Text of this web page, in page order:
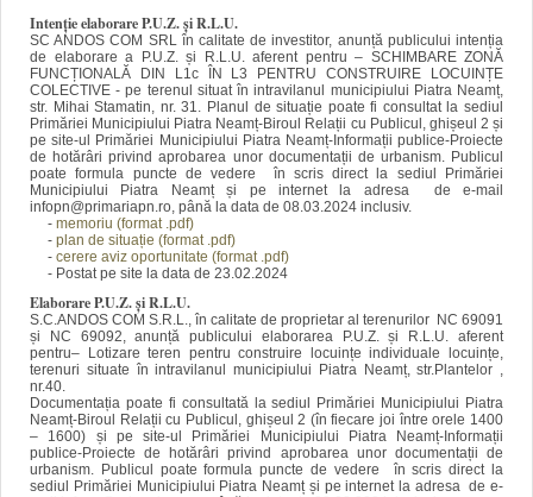
Intenție elaborare P.U.Z. și R.L.U.
SC ANDOS COM SRL în calitate de investitor, anunță publicului intenția
de elaborare a P.U.Z. și R.L.U. aferent pentru – SCHIMBARE ZONĂ
FUNCȚIONALĂ DIN L1c ÎN L3 PENTRU CONSTRUIRE LOCUINȚE
COLECTIVE - pe terenul situat în intravilanul municipiului Piatra Neamț,
str. Mihai Stamatin, nr. 31. Planul de situație poate fi consultat la sediul
Primăriei Municipiului Piatra Neamț-Biroul Relații cu Publicul, ghișeul 2 și
pe site-ul Primăriei Municipiului Piatra Neamț-Informații publice-Proiecte
de hotărâri privind aprobarea unor documentații de urbanism. Publicul
poate formula puncte de vedere în scris direct la sediul Primăriei
Municipiului Piatra Neamț și pe internet la adresa de e-mail
infopn@primariapn.ro, până la data de 08.03.2024 inclusiv.
- memoriu (format .pdf)
- plan de situație (format .pdf)
- cerere aviz oportunitate (format .pdf)
- Postat pe site la data de 23.02.2024
Elaborare P.U.Z. și R.L.U.
S.C.ANDOS COM S.R.L., în calitate de proprietar al terenurilor NC 69091
și NC 69092, anunță publicului elaborarea P.U.Z. și R.L.U. aferent
pentru– Lotizare teren pentru construire locuințe individuale locuințe,
terenuri situate în intravilanul municipiului Piatra Neamț, str.Plantelor ,
nr.40.
Documentația poate fi consultată la sediul Primăriei Municipiului Piatra
Neamț-Biroul Relații cu Publicul, ghișeul 2 (în fiecare joi între orele 1400
– 1600) și pe site-ul Primăriei Municipiului Piatra Neamț-Informații
publice-Proiecte de hotărâri privind aprobarea unor documentații de
urbanism. Publicul poate formula puncte de vedere în scris direct la
sediul Primăriei Municipiului Piatra Neamț și pe internet la adresa de e-